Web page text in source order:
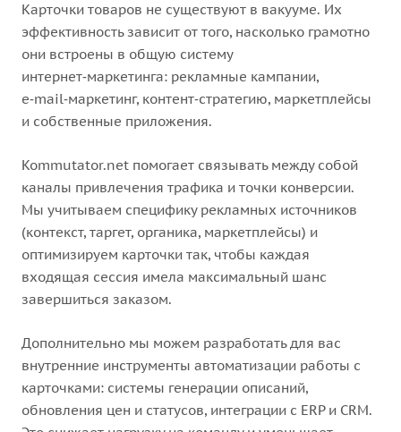
Карточки товаров не существуют в вакууме. Их
эффективность зависит от того, насколько грамотно
они встроены в общую систему
интернет‑маркетинга: рекламные кампании,
e‑mail‑маркетинг, контент‑стратегию, маркетплейсы
и собственные приложения.
Kommutator.net помогает связывать между собой
каналы привлечения трафика и точки конверсии.
Мы учитываем специфику рекламных источников
(контекст, таргет, органика, маркетплейсы) и
оптимизируем карточки так, чтобы каждая
входящая сессия имела максимальный шанс
завершиться заказом.
Дополнительно мы можем разработать для вас
внутренние инструменты автоматизации работы с
карточками: системы генерации описаний,
обновления цен и статусов, интеграции с ERP и CRM.